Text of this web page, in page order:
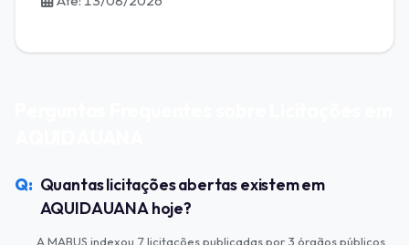
Quantas licitações abertas existem em
AQUIDAUANA hoje?
A MABUS indexou 7 licitações publicadas por 3 órgãos públicos